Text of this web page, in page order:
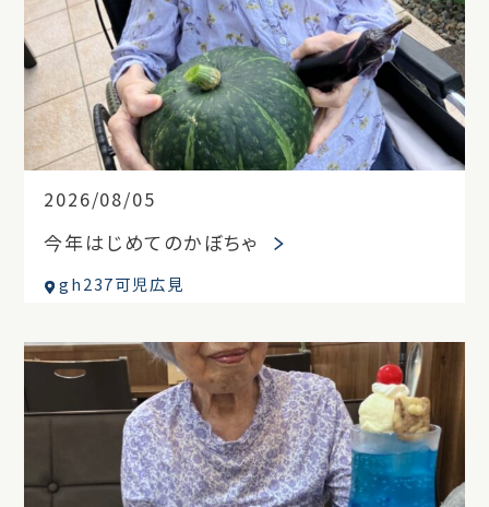
2026/08/05
今年はじめてのかぼちゃ
gh237可児広見